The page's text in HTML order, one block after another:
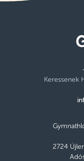
Keressenek
2724